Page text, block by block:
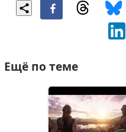
Ещё по теме